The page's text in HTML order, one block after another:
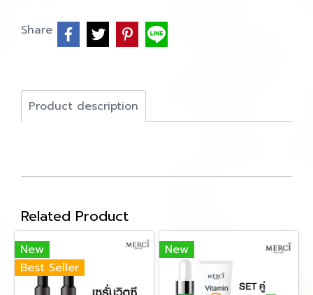
Share
Product description
Related Product
New
Best Seller
New